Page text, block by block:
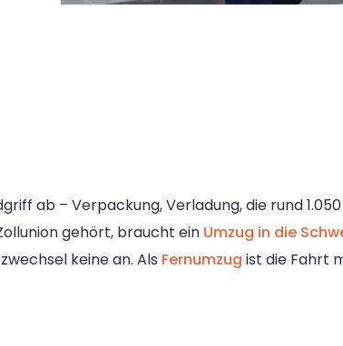
ab – Verpackung, Verladung, die rund
gehört, braucht ein Umzug in die
keine an. Als Fernumzug ist die Fahrt